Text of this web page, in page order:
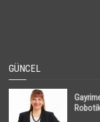
GÜNCEL